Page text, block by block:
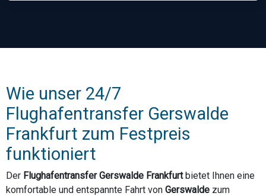
Wie unser 24/7
Flughafentransfer Gerswalde
Frankfurt zum Festpreis
funktioniert
Der Flughafentransfer Gerswalde Frankfurtbietet Ihnen eine
komfortable und entspannte Fahrt von Gerswalde zum